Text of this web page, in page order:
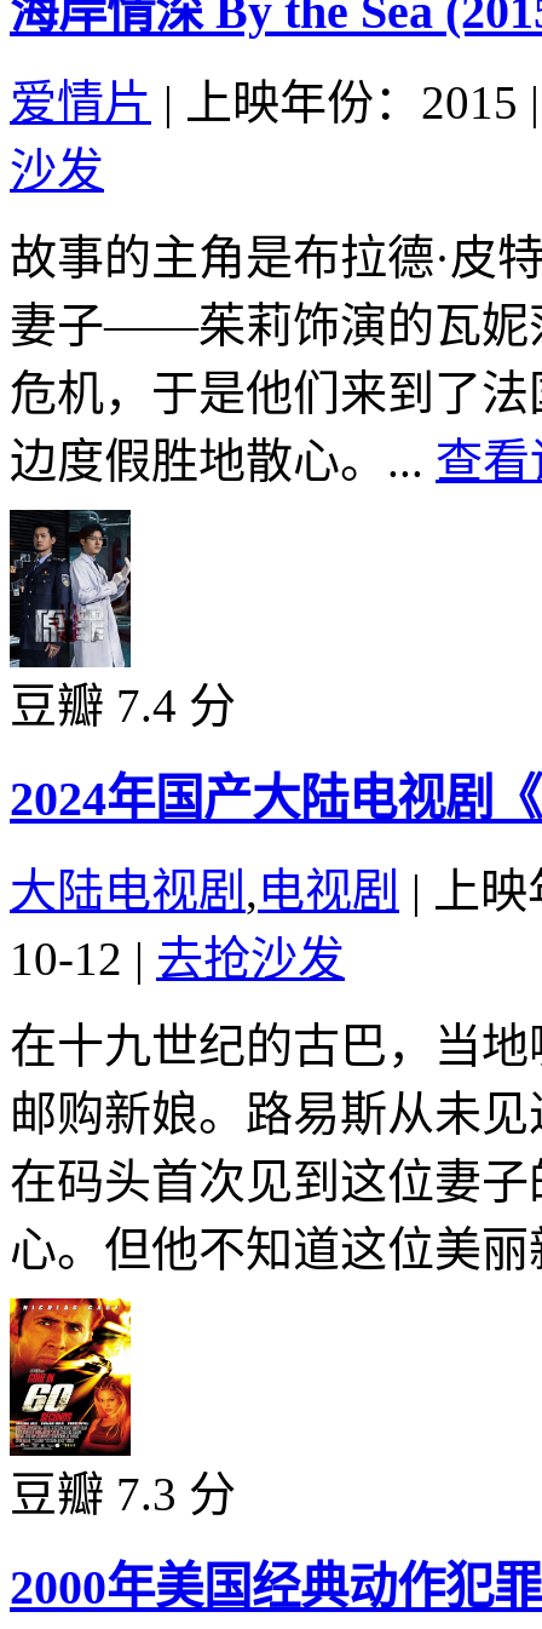
海岸情深 By the Sea
爱情片 | 上映年份：2015 |
沙发
故事的主角是布拉德·皮
妻子——茱莉饰演的瓦妮
危机，于是他们来到了
边度假胜地散心。... 查看
豆瓣 7.4 分
2024年国产大陆电视剧
大陆电视剧 ,电视剧 |
上
10-12 | 去抢沙发
在十九世纪的古巴，当
邮购新娘。路易斯从未
在码头首次见到这位妻
心。但他不知道这位美
豆瓣 7.3 分
2000年美国经典动作犯